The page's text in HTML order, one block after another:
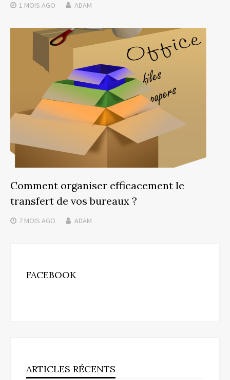
1 MOIS AGO ADAM
Comment organiser efficacement le
transfert de vos bureaux ?
7 MOIS AGO ADAM
FACEBOOK
ARTICLES RÉCENTS